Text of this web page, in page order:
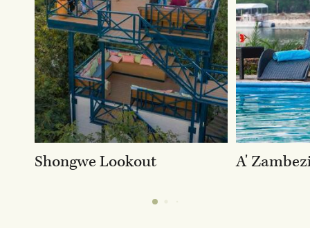
Shongwe Lookout A'